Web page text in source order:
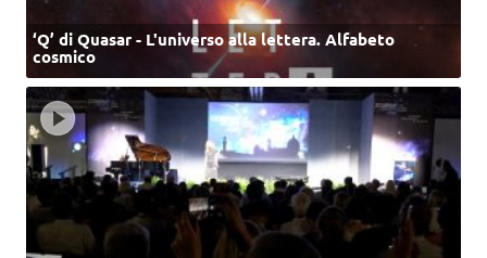
‘Q’ di Quasar - L'universo alla lettera. Alfabeto
cosmico